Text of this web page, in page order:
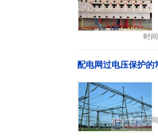
时
配电网过电压保护的
时